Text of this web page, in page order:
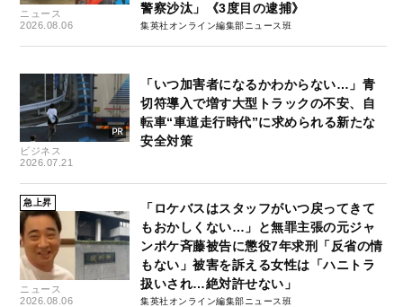
ニュース
2026.08.06
警察沙汰」《3度目の逮捕》
集英社オンライン編集部ニュース班
ビジネス
2026.07.21
「いつ加害者になるかわからない…」青
切符導入で増す大型トラックの不安、自
転車“車道走行時代”に求められる新たな
安全対策
急上昇
ニュース
2026.08.06
「ロケバスはスタッフがいつ戻ってきて
もおかしくない…」と無罪主張の元ジャ
ンポケ斉藤被告に懲役7年求刑「反省の情
もない」被害を訴える女性は「ハニトラ
扱いされ…絶対許せない」
集英社オンライン編集部ニュース班